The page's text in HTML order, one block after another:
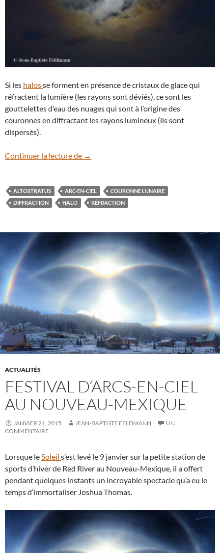
Si les halosse forment en présence de cristaux de glace qui
réfractent la lumière (les rayons sont déviés), ce sont les
gouttelettes d’eau des nuages qui sont à l’origine des
couronnes en diffractant les rayons lumineux (ils sont
dispersés).
Continuer la lecture de Quand la Pleine Lune met sa couronne
→
ALTOSTRATUS ARC-EN-CIEL
COURONNE LUNAIRE
DIFFRACTION
HALO RÉFRACTION
ACTUALITÉS
FESTIVAL D’ARCS-EN-CIEL
AU NOUVEAU-MEXIQUE
JANVIER 21, 2015 JEAN-BAPTISTE FELDMANN
UN
COMMENTAIRE
Lorsque le Soleil s’est levé le 9 janvier sur la petite station de
sports d’hiver de Red River au Nouveau-Mexique, il a offert
pendant quelques instants un incroyable spectacle qu’a eu le
temps d’immortaliser Joshua Thomas.